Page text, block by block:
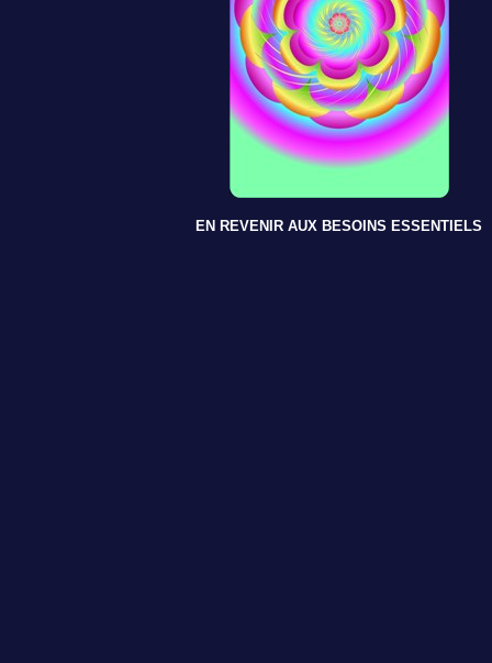
EN REVENIR AUX BESOINS ESSENTIELS